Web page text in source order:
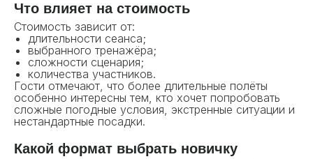
Что влияет на стоимость
Стоимость зависит от:
длительности сеанса;
выбранного тренажёра;
сложности сценария;
количества участников.
Гости отмечают, что более длительные полёты
особенно интересны тем, кто хочет попробовать
сложные погодные условия, экстренные ситуации и
нестандартные посадки.
Какой формат выбрать новичку